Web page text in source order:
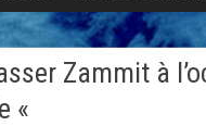
Zammit à
«